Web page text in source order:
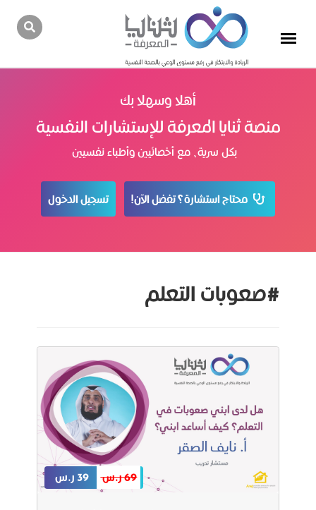
أهلا وسهلا بك
منصة ثنايا المعرفة للإستشارات النفسية
بكل سرية، مع أخصائيين وأطباء نفسيين
محتاج استشارة؟ تفضل الآن! تسجيل الدخول
#صعوبات التعلم
69 ر.س 39 ر.س